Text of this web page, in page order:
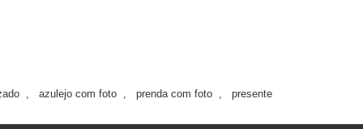
azulejo com foto prenda com foto
presente